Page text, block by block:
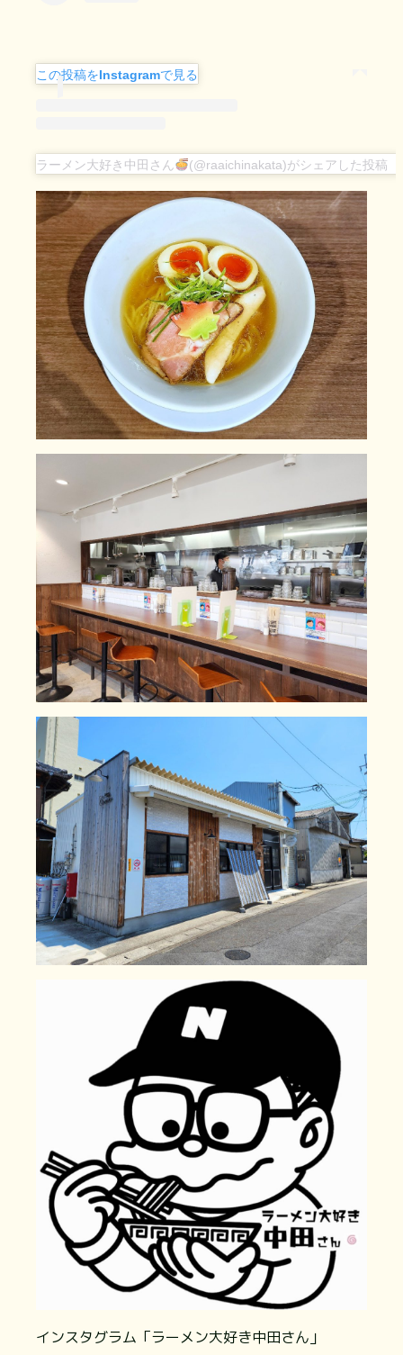
この投稿をInstagramで見る
ラーメン大好き中田さん (@raaichinakata)がシェアした投稿
インスタグラム「ラーメン大好き中田さん」